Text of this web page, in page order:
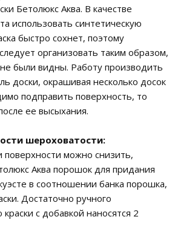
Бетолюкс Аква. В качестве
использовать синтетическую
быстро сохнет, поэтому
организовать таким образом,
были видны. Работу производить
доски, окрашивая несколько досок
подправить поверхность, то
ее высыхания.
шероховатости:
поверхности можно снизить,
Аква порошок для придания
в соотношении банка порошка,
Достаточно ручного
с добавкой наносятся 2